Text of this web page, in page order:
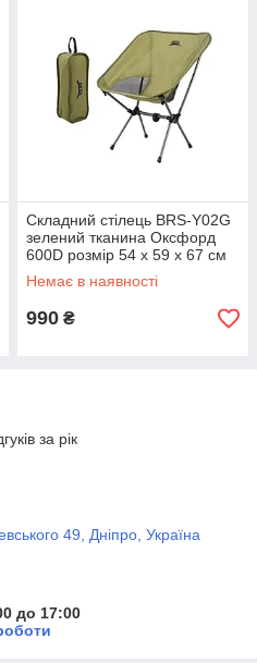
Складний стілець BRS-Y02G
зелений тканина Оксфорд
600D розмір 54 х 59 х 67 см
Немає в наявності
990 ₴
за рік
49, Дніпро, Україна
до 17:00